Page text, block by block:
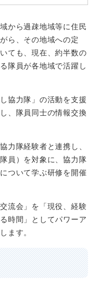
から過疎地域等に住民
ら、その地域への定
ても、現在、約半数の
隊員が各地域で活躍し
協力隊」の活動を支援
、隊員同士の情報交換
力隊経験者と連携し、
員）を対象に、協力隊
ついて学ぶ研修を開催
流会」を「現役、経験
時間」としてパワーア
ます。